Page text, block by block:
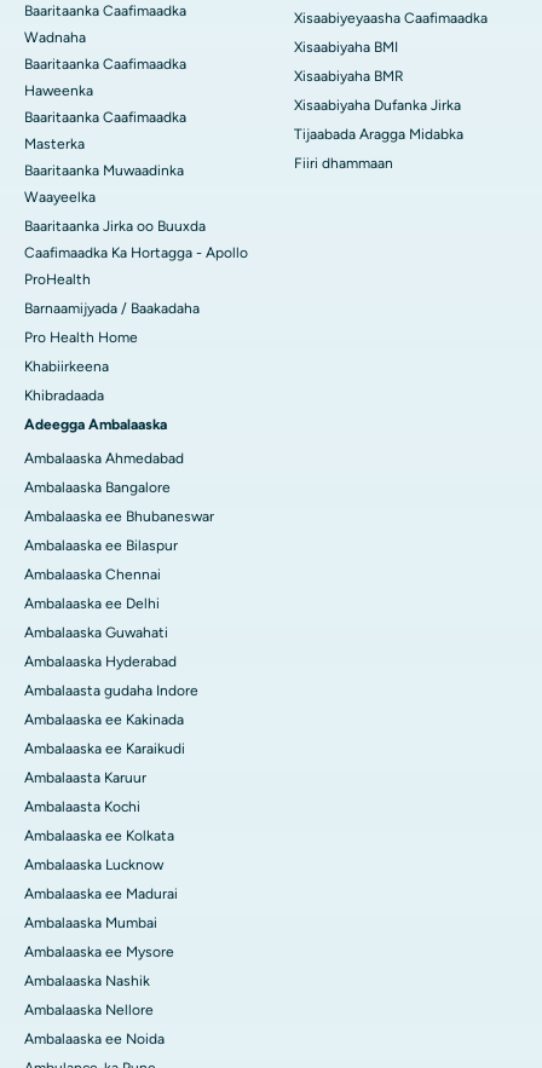
Baaritaanka Caafimaadka
Wadnaha
Baaritaanka Caafimaadka
Haweenka
Baaritaanka Caafimaadka
Masterka
Baaritaanka Muwaadinka
Waayeelka
Baaritaanka Jirka oo Buuxda
Caafimaadka Ka Hortagga - Apollo
ProHealth
Barnaamijyada / Baakadaha
Pro Health Home
Khabiirkeena
Khibradaada
Adeegga Ambalaaska
Ambalaaska Ahmedabad
Ambalaaska Bangalore
Ambalaaska ee Bhubaneswar
Ambalaaska ee Bilaspur
Ambalaaska Chennai
Ambalaaska ee Delhi
Ambalaaska Guwahati
Ambalaaska Hyderabad
Ambalaasta gudaha Indore
Ambalaaska ee Kakinada
Ambalaaska ee Karaikudi
Ambalaasta Karuur
Ambalaasta Kochi
Ambalaaska ee Kolkata
Ambalaaska Lucknow
Ambalaaska ee Madurai
Ambalaaska Mumbai
Ambalaaska ee Mysore
Ambalaaska Nashik
Ambalaaska Nellore
Ambalaaska ee Noida
Xisaabiyeyaasha Caafimaadka
Xisaabiyaha BMI
Xisaabiyaha BMR
Xisaabiyaha Dufanka Jirka
Tijaabada Aragga Midabka
Fiiri dhammaan